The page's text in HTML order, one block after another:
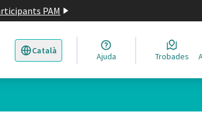
PAM
Català
Triar la llengua Elegir el idioma
Ajuda Trobades
3